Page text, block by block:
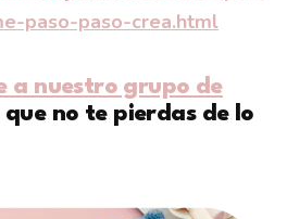
paso-paso-crea.html
a nuestro grupo de
no te pierdas de lo